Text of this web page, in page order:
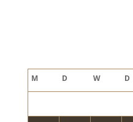
M D W D